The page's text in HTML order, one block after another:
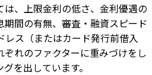
は、上限金利の低さ、金利優遇の
間の有無、審査・融資スピード
ス（またはカード発行前借入
れのファクターに重みづけをし
を出しています。